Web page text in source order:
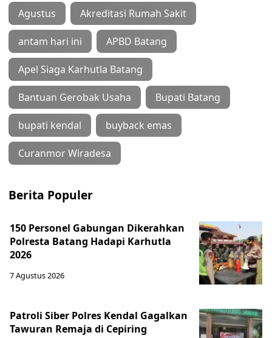
Agustus Akreditasi Rumah Sakit
antam hari ini APBD Batang
Apel Siaga Karhutla Batang
Bantuan Gerobak Usaha Bupati Batang
bupati kendal buyback emas
Curanmor Wiradesa
Berita Populer
150 Personel Gabungan Dikerahkan
Polresta Batang Hadapi Karhutla
2026
7 Agustus 2026
Patroli Siber Polres Kendal Gagalkan
Tawuran Remaja di Cepiring